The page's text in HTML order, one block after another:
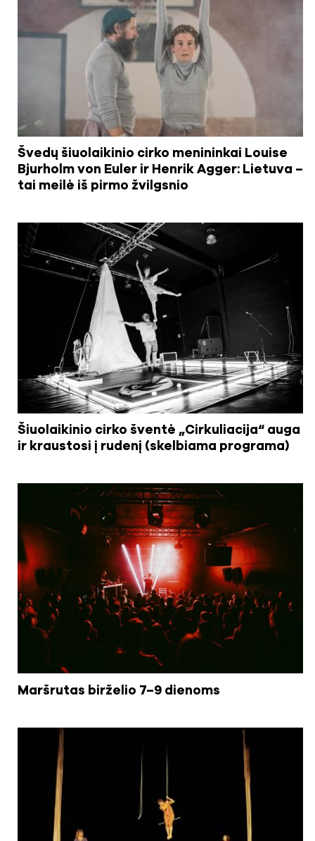
Švedų šiuolaikinio cirko menininkai Louise
Bjurholm von Euler ir Henrik Agger: Lietuva –
tai meilė iš pirmo žvilgsnio
Šiuolaikinio cirko šventė „Cirkuliacija“ auga
ir kraustosi į rudenį (skelbiama programa)
Maršrutas birželio 7–9 dienoms